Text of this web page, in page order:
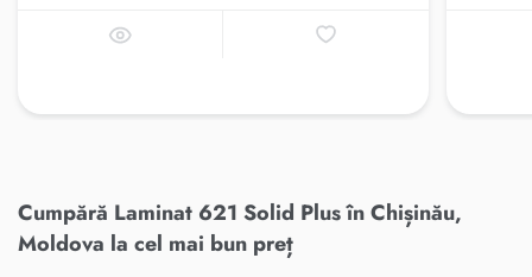
Cumpără Laminat 621 Solid Plus în Chișinău,
Moldova la cel mai bun preț